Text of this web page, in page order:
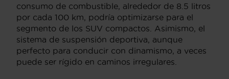
consumo de combustible, alrededor de 8.5 litros
por cada 100 km, podría optimizarse para el
segmento de los SUV compactos. Asimismo, el
sistema de suspensión deportiva, aunque
perfecto para conducir con dinamismo, a veces
puede ser rígido en caminos irregulares.